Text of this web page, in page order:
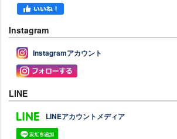
Instagram
Instagramアカウント
LINE
LINEアカウントメディア